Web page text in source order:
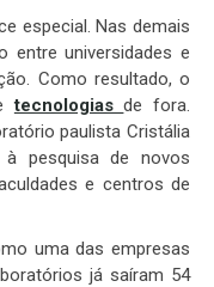
especial. Nas demais
entre universidades e
Como resultado, o
tecnologiasde fora.
paulista Cristália
pesquisa de novos
e centros de
uma das empresas
já saíram 54